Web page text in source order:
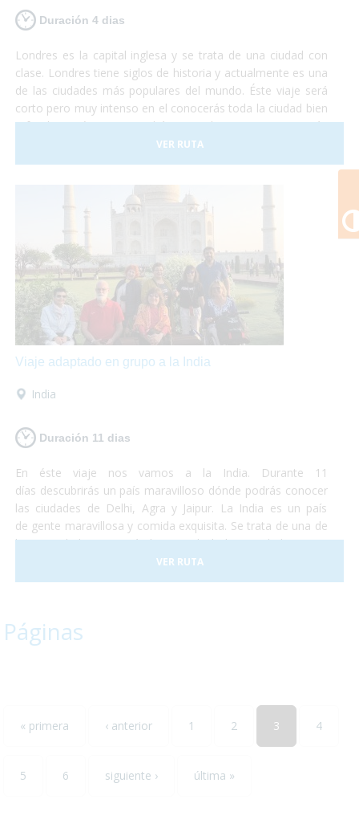
Duración 4 dias
Londres es la capital inglesa y se trata de una ciudad con
clase. Londres tiene siglos de historia y actualmente es una
de las ciudades más populares del mundo. Éste viaje será
corto pero muy intenso en el conocerás toda la ciudad bien
a fondo. En éste viaje podrás visitar los monumentos más
emblemáticos como el Big Ben o la Torre de Londres y
adentrarte en la cultura local conociendo los barrios de
de visitar los fantásticos museos que se encuentran en la
ciudad y destinar una tarde a disfrutar de un Afternoon Tea.
¡Londres te encantará! Así que escápate a la capital inglesa
y sólo preocúpate por disfrutar... ¡nosotros te lo
garantizamos!
VER RUTA
Viaje adaptado en grupo a la India
India
Duración 11 dias
En éste viaje nos vamos a la India. Durante 11
días descubrirás un país maravilloso dónde podrás conocer
las ciudades de Delhi, Agra y Jaipur. La India es un país
de gente maravillosa y comida exquisita. Se trata de una de
las sociedades con más historia de la humanidad y no te
perderás ni un detalle. No temas conocer un destino que se
saldrá por completo de lo que conocías y aventúrate a
que nos acompañes. ¡Te encantará!
VER RUTA
Páginas
« primera ‹ anterior 1 2 3 4
5 6 siguiente › última »